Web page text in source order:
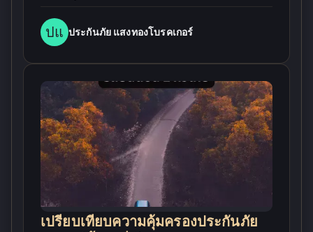
ปแ ประกันภัย แสงทองโบรคเกอร์
เปรียบเทียบความคุ้มครองประกันภัย